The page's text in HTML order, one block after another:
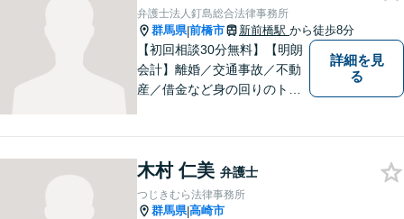
弁護士法人釘島総合法律事務所
群馬県|前橋市 新前橋駅 から徒歩8分
【初回相談30分無料】【明朗
会計】離婚／交通事故／不動
産／借金など身の回りのトラ
くアドバイスを行い、皆さま
のニーズに沿った迅速な解決
を目指します。
詳細を見
る
木村 仁美 弁護士
つじきむら法律事務所
群馬県|高崎市